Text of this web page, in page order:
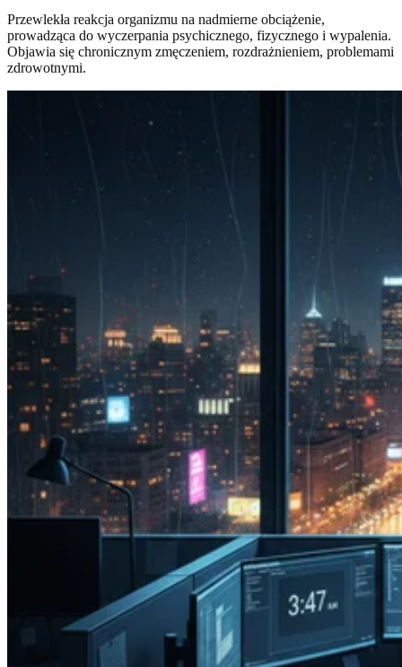
Przewlekła reakcja organizmu na nadmierne obciążenie,
prowadząca do wyczerpania psychicznego, fizycznego i wypalenia.
Objawia się chronicznym zmęczeniem, rozdrażnieniem, problemami
zdrowotnymi.